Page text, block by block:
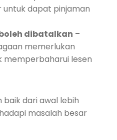
untuk dapat pinjaman
dibatalkan –
memerlukan
memperbaharui lesen
baik dari awal lebih
masalah besar